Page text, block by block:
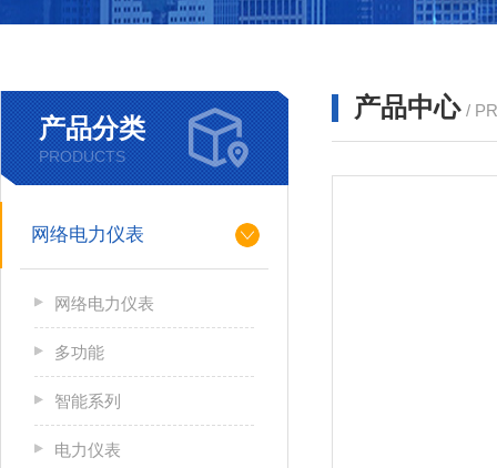
产品分类
PRODUCTS
网络电力仪表
网络电力仪表
多功能
智能系列
电力仪表
产品中心 /